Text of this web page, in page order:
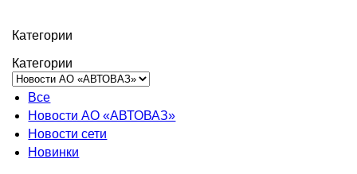
Категории
Категории
Все
Новости АО «АВТОВАЗ»
Новости сети
Новинки